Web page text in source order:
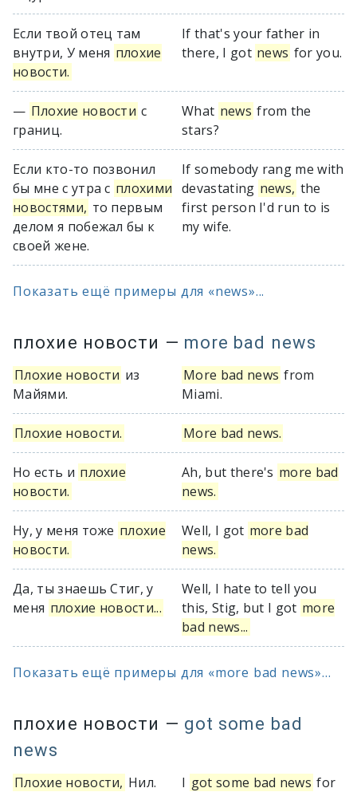
Если твой отец там
внутри, У меня плохие
новости.
If that's your father in
there, I got news for you.
— Плохие новости с
границ.
What news from the
stars?
Если кто-то позвонил
бы мне с утра с плохими
новостями, то первым
делом я побежал бы к
своей жене.
If somebody rang me with
devastating news, the
first person I'd run to is
my wife.
Показать ещё примеры для «news»...
плохие новости — more bad news
Плохие новости из
Майями.
More bad news from
Miami.
Плохие новости. More bad news.
Но есть и плохие
новости.
Ah, but there's more bad
news.
Ну, у меня тоже плохие
новости.
Well, I got more bad
news.
Да, ты знаешь Стиг, у
меня плохие новости...
Well, I hate to tell you
this, Stig, but I got more
bad news...
Показать ещё примеры для «more bad news»...
плохие новости — got some bad
news
Плохие новости, Нил. I got some bad news for